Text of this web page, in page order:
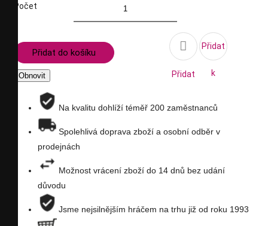
Počet
Přidat do košíku 
Přidat
seznam
Přidat
k
Na kvalitu dohlíží téměř 200 zaměstnanců
Spolehlivá doprava zboží a osobní odběr v
prodejnách
Možnost vrácení zboží do 14 dnů bez udání
důvodu
Jsme nejsilnějším hráčem na trhu již od roku 1993